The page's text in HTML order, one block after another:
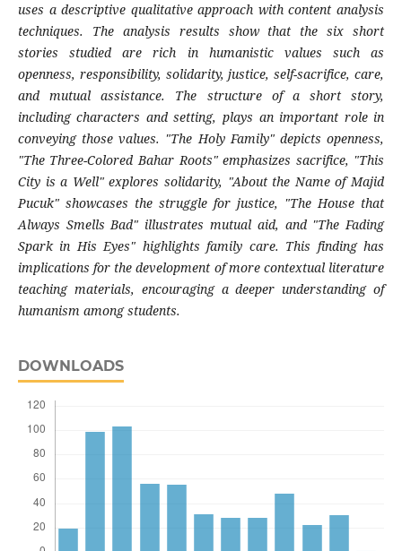
uses a descriptive qualitative approach with content analysis
techniques. The analysis results show that the six short
stories studied are rich in humanistic values such as
openness, responsibility, solidarity, justice, self-sacrifice, care,
and mutual assistance. The structure of a short story,
including characters and setting, plays an important role in
conveying those values. "The Holy Family" depicts openness,
"The Three-Colored Bahar Roots" emphasizes sacrifice, "This
City is a Well" explores solidarity, "About the Name of Majid
Pucuk" showcases the struggle for justice, "The House that
Always Smells Bad" illustrates mutual aid, and "The Fading
Spark in His Eyes" highlights family care. This finding has
implications for the development of more contextual literature
teaching materials, encouraging a deeper understanding of
humanism among students.
DOWNLOADS